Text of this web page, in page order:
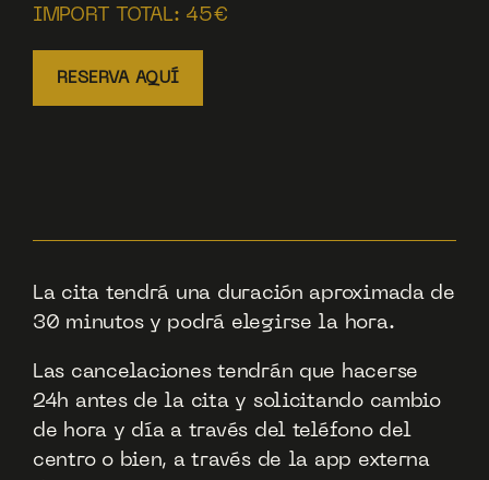
IMPORT TOTAL: 45€
RESERVA AQUÍ
La cita tendrá una duración aproximada de
30 minutos y podrá elegirse la hora.
Las cancelaciones tendrán que hacerse
24h antes de la cita y solicitando cambio
de hora y día a través del teléfono del
centro o bien, a través de la app externa